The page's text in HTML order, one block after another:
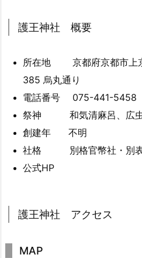
護王神社 概要
所在地 京都府京都市上
385 烏丸通り
電話番号
075-441-5458
祭神 和気清麻呂、広
創建年 不明
社格 別格官幣社・別
公式HP
護王神社 アクセス
MAP